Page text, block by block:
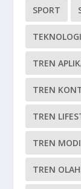
SPORT
TREN
TREN
TREN
TREN
TREN